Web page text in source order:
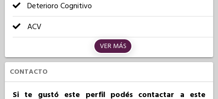
Deterioro Cognitivo
ACV
VER MÁS
CONTACTO
Si te gustó este perfil podés contactar a este